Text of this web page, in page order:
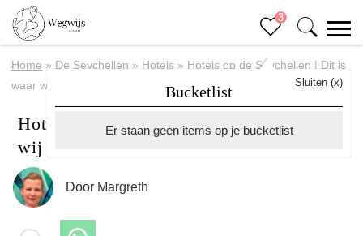
3
Bucketlist
Sluiten (x)
Er staan geen items op je bucketlist
Home » De Seychellen » Hotels » Hotels op de Seychellen | Dit is
waar wij hebben overnacht
Hotels op de Seychellen | Dit is waar
wij hebben overnacht
Door Margreth